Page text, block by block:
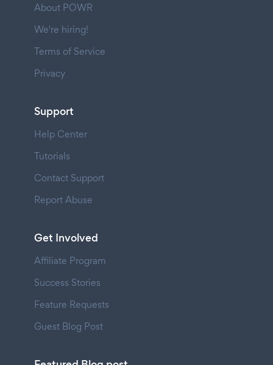
About POWR
We're hiring!
Terms of Service
Privacy
Support
Help Center
Tutorials
Contact Support
Report Abuse
Get Involved
Affiliate Program
Success Stories
Feature Requests
Guest Blog Post